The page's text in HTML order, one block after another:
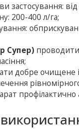
застосування:
200-400 л/га;
Супер) проводити
добре очищене